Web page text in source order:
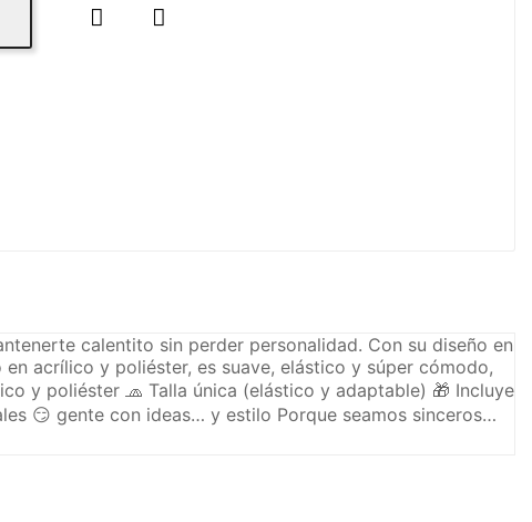
 
calentito sin perder personalidad. Con su diseño en
acrílico y poliéster, es suave, elástico y súper cómodo,
y poliéster 🧢 Talla única (elástico y adaptable) 🎁 Incluye
😏 gente con ideas… y estilo Porque seamos sinceros…